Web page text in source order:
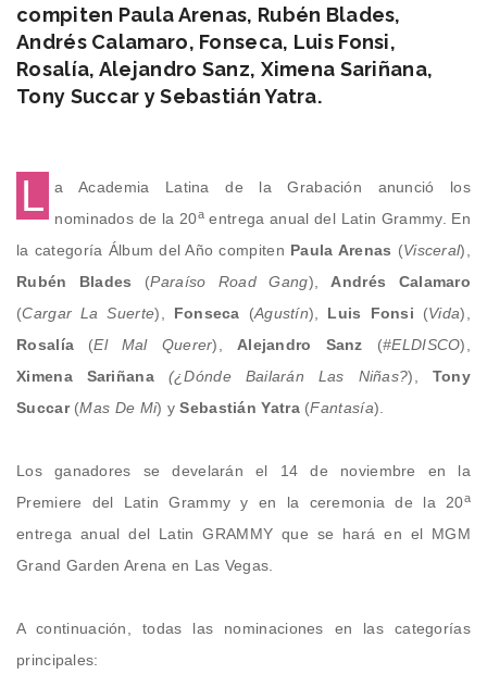
compiten Paula Arenas, Rubén Blades,
Andrés Calamaro, Fonseca, Luis Fonsi,
Rosalía, Alejandro Sanz, Ximena Sariñana,
Tony Succar y Sebastián Yatra.
L
a Academia Latina de la Grabación anunció los
nominados de la 20aentrega anual del Latin Grammy. En
la categoría Álbum del Año compiten Paula Arenas (Visceral),
Rubén Blades
(Paraíso Road Gang), Andrés Calamaro
(Cargar La Suerte), Fonseca (Agustín), Luis Fonsi (Vida),
Rosalía (El Mal Querer), Alejandro Sanz (#ELDISCO),
Ximena Sariñana
(¿Dónde Bailarán Las Niñas?), Tony
Succar(Mas De Mi) ySebastián Yatra(Fantasía).
Los ganadores se develarán el 14 de noviembre en la
Premiere del Latin Grammy y en la ceremonia de la 20a
entrega anual del Latin GRAMMY que se hará en el MGM
Grand Garden Arena en Las Vegas.
A continuación, todas las nominaciones en las categorías
principales: